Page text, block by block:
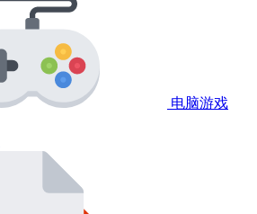
电脑游戏